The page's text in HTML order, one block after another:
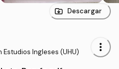
Descargar
Estudios Ingleses (UHU) more_vert